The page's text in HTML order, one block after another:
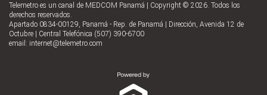
Telemetro es un canal de MEDCOM Panamá | Copyright © 2026. Todos los
derechos reservados.
Apartado 0834-00129, Panamá - Rep. de Panamá | Dirección, Avenida 12 de
Octubre | Central Telefónica (507) 390-6700
email: internet@telemetro.com